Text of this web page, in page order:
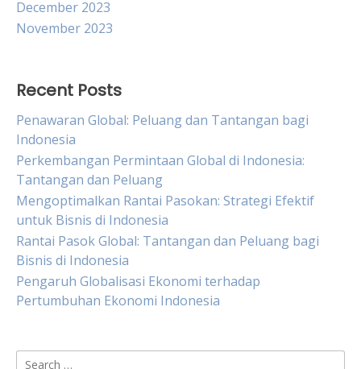
December 2023
November 2023
Recent Posts
Penawaran Global: Peluang dan Tantangan bagi
Indonesia
Perkembangan Permintaan Global di Indonesia:
Tantangan dan Peluang
Mengoptimalkan Rantai Pasokan: Strategi Efektif
untuk Bisnis di Indonesia
Rantai Pasok Global: Tantangan dan Peluang bagi
Bisnis di Indonesia
Pengaruh Globalisasi Ekonomi terhadap
Pertumbuhan Ekonomi Indonesia
Search